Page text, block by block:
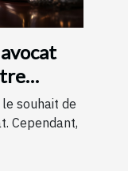
souhait de
Cependant,